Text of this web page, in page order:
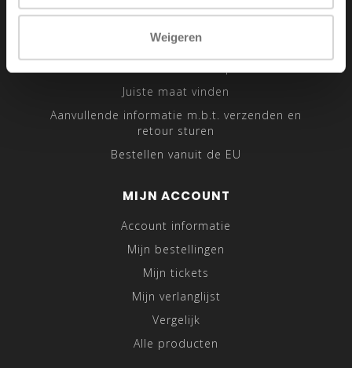
Weigeren
Sitemap
Traveling Tailor
Juiste maat vinden
Aanvullende informatie m.b.t. verzenden en
retour sturen
Bestellen vanuit de EU
MIJN ACCOUNT
Account informatie
Mijn bestellingen
Mijn tickets
Mijn verlanglijst
Vergelijk
Alle producten